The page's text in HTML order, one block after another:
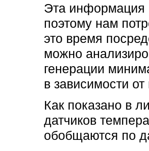
Эта информация
поэтому нам
это время
можно
генерации
в зависимости
Как показано в
датчиков
обобщаются по